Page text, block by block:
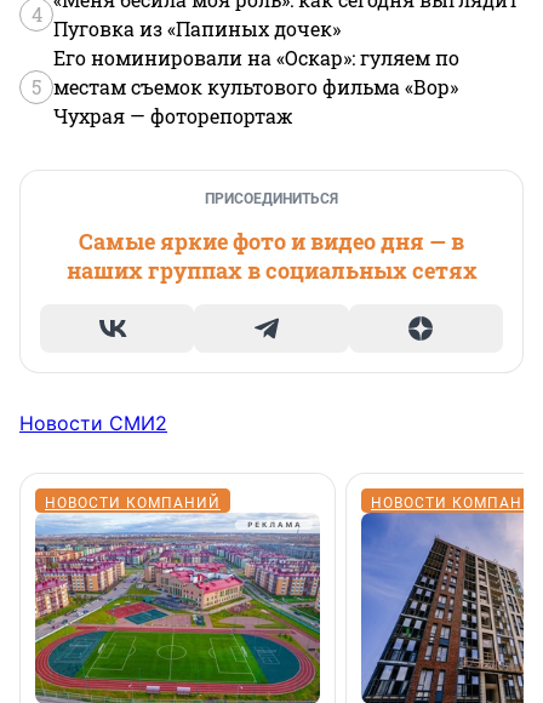
4
Пуговка из «Папиных дочек»
5
Его номинировали на «Оскар»: гуляем по
местам съемок культового фильма «Вор»
Чухрая — фоторепортаж
ПРИСОЕДИНИТЬСЯ
Самые яркие фото и видео дня — в
наших группах в социальных сетях
Новости СМИ2
НОВОСТИ КОМПАНИЙ НОВОСТИ